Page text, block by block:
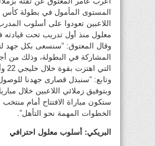
المستوى المأمول في بطولة كأس
اللاعبين تعودوا على أسلوب
معلول منذ أول تدريب تحت
وقال المعتوق: “سنسعى بكل جهد
المشاركة في البطولة، وذلك من
التي اهتزت بقوة خلال خليجي 22 وأضحت باهتة”.
وتابع: “سنبذل قصارى جهدنا للوصول
وبتوفيق زملائي اللاعبين خلال
ستكون مباراة الافتتاح أمام منتخب
الخطوات المهمة نحو التأهل”.
البريكي: أسلوب معلول احترافي